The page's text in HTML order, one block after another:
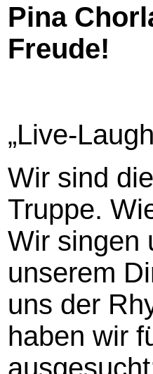
Pina
Freude!
„Live-
Wir sind
Truppe.
Wir singen
unserem
uns der
haben wir